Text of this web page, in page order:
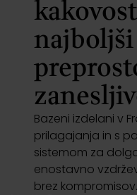
Bazeni izdelani v
prilagajanja in s
sistemom za
enostavno
brez kompromisov.